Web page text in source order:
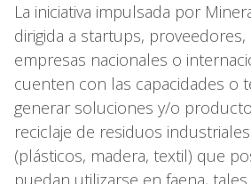
La iniciativa impulsada por
dirigida a startups,
empresas nacionales o
cuenten con las capacidades o
generar soluciones y/o
reciclaje de residuos
(plásticos, madera, textil) que
puedan utilizarse en faena,